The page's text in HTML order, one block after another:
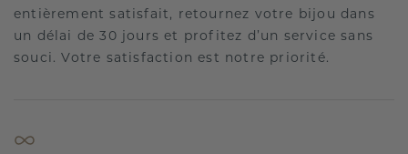
entièrement satisfait, retournez votre bijou dans
un délai de 30 jours et profitez d’un service sans
souci. Votre satisfaction est notre priorité.